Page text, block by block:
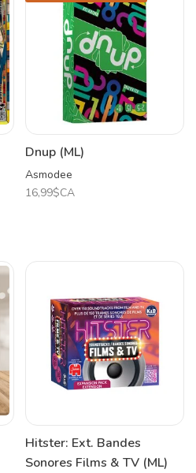
Dnup (ML)
Asmodee
16,99$CA
Hitster: Ext. Bandes
Sonores Films & TV (ML)